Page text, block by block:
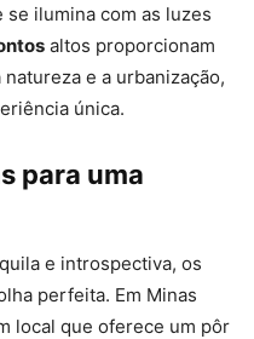
ilumina com as luzes
altos proporcionam
e a urbanização,
única.
para uma
e introspectiva, os
perfeita. Em Minas
local que oferece um pôr